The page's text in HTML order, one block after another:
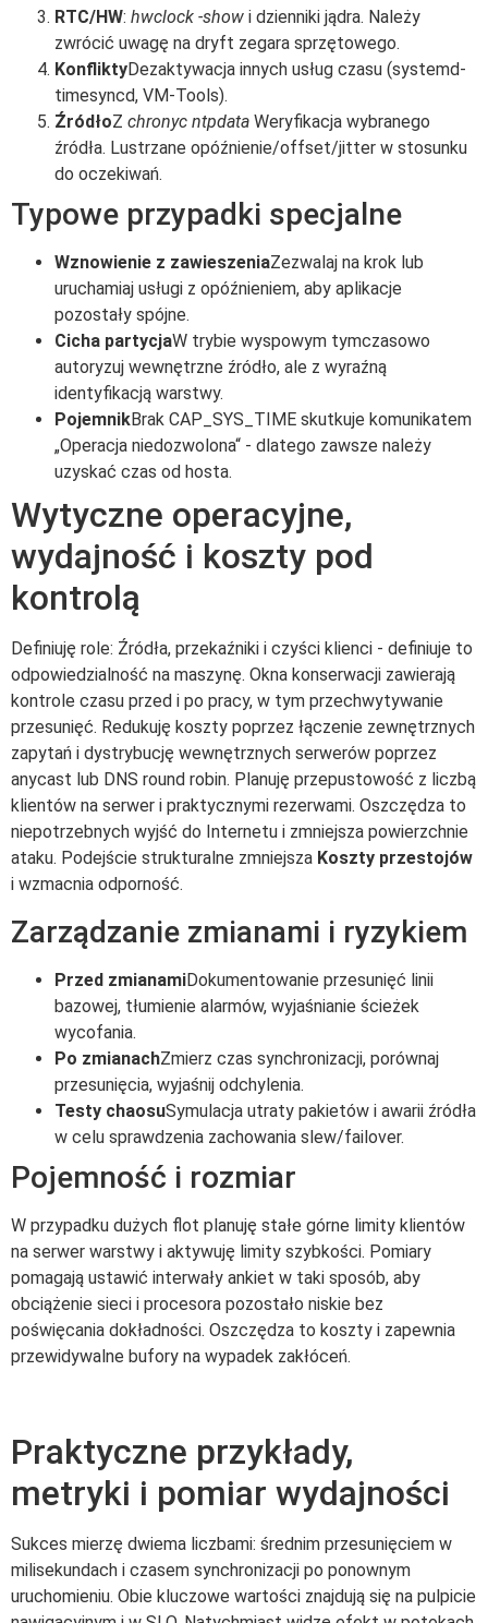
RTC/HW: hwclock -show i dzienniki jądra. Należy
zwrócić uwagę na dryft zegara sprzętowego.
KonfliktyDezaktywacja innych usług czasu (systemd-
timesyncd, VM-Tools).
ŹródłoZ chronyc ntpdata Weryfikacja wybranego
źródła. Lustrzane opóźnienie/offset/jitter w stosunku
do oczekiwań.
Typowe przypadki specjalne
Wznowienie z zawieszeniaZezwalaj na krok lub
uruchamiaj usługi z opóźnieniem, aby aplikacje
pozostały spójne.
Cicha partycjaW trybie wyspowym tymczasowo
autoryzuj wewnętrzne źródło, ale z wyraźną
identyfikacją warstwy.
PojemnikBrak CAP_SYS_TIME skutkuje komunikatem
„Operacja niedozwolona“ - dlatego zawsze należy
uzyskać czas od hosta.
Wytyczne operacyjne,
wydajność i koszty pod
kontrolą
Definiuję role: Źródła, przekaźniki i czyści klienci - definiuje to
odpowiedzialność na maszynę. Okna konserwacji zawierają
kontrole czasu przed i po pracy, w tym przechwytywanie
przesunięć. Redukuję koszty poprzez łączenie zewnętrznych
zapytań i dystrybucję wewnętrznych serwerów poprzez
anycast lub DNS round robin. Planuję przepustowość z liczbą
klientów na serwer i praktycznymi rezerwami. Oszczędza to
niepotrzebnych wyjść do Internetu i zmniejsza powierzchnie
ataku. Podejście strukturalne zmniejsza Koszty przestojów
i wzmacnia odporność.
Zarządzanie zmianami i ryzykiem
Przed zmianamiDokumentowanie przesunięć linii
bazowej, tłumienie alarmów, wyjaśnianie ścieżek
wycofania.
Po zmianachZmierz czas synchronizacji, porównaj
przesunięcia, wyjaśnij odchylenia.
Testy chaosuSymulacja utraty pakietów i awarii źródła
w celu sprawdzenia zachowania slew/failover.
Pojemność i rozmiar
W przypadku dużych flot planuję stałe górne limity klientów
na serwer warstwy i aktywuję limity szybkości. Pomiary
pomagają ustawić interwały ankiet w taki sposób, aby
obciążenie sieci i procesora pozostało niskie bez
poświęcania dokładności. Oszczędza to koszty i zapewnia
przewidywalne bufory na wypadek zakłóceń.
Praktyczne przykłady,
metryki i pomiar wydajności
Sukces mierzę dwiema liczbami: średnim przesunięciem w
milisekundach i czasem synchronizacji po ponownym
uruchomieniu. Obie kluczowe wartości znajdują się na pulpicie